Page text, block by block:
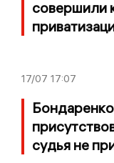
совершили
17/07 17:07
судья не